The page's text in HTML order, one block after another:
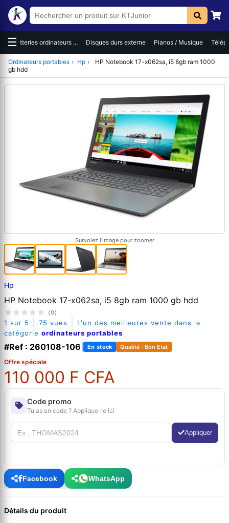
☰Batteries ordinateurs ... Disques durs externe Pianos / Musique
Ordinateurs portables › Hp ›
HP Notebook 17-x062sa, i5 8gb ram 1000
gb hdd
Survolez l'image pour zoomer
Hp
HP Notebook 17-x062sa, i5 8gb ram 1000 gb hdd
(0)
1 sur 5 75 vues
L'un des meilleures vente dans la
catégorie ordinateurs portables
#Ref : 260108-106 En stock Qualité : Bon Etat
Offre spéciale
110 000 F CFA
Code promo
Tu as un code ? Applique-le ici
Appliquer
Facebook WhatsApp
Détails du produit